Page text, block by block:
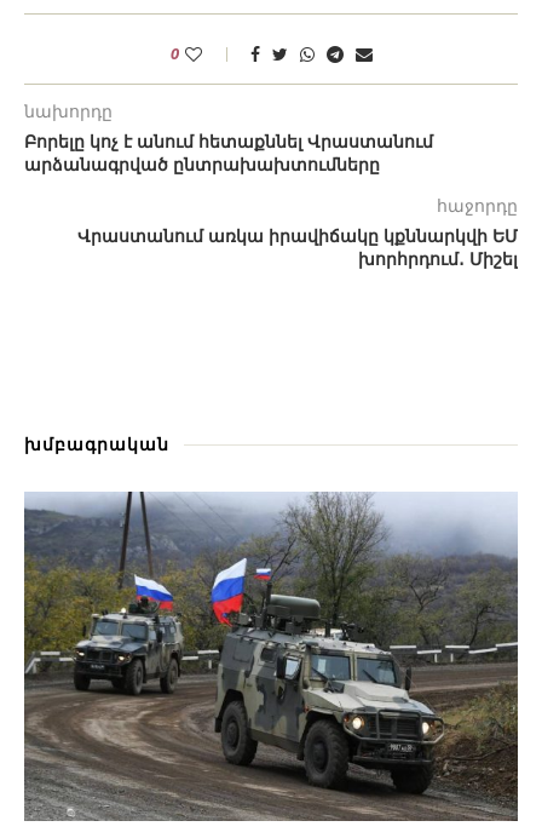
0
նախորդը
Բորելը կոչ է անում հետաքննել Վրաստանում
արձանագրված ընտրախախտումները
հաջորդը
Վրաստանում առկա իրավիճակը կքննարկվի ԵՄ
խորհրդում․ Միշել
խմբագրական